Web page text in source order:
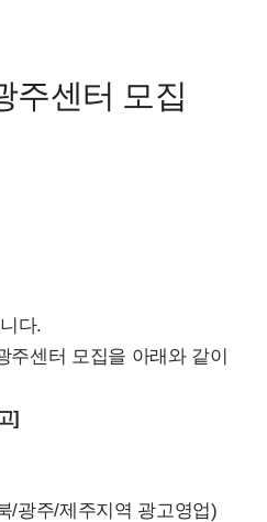
주센터 모집
다.
주센터 모집을 아래와 같이
]
/광주/제주지역 광고영업)